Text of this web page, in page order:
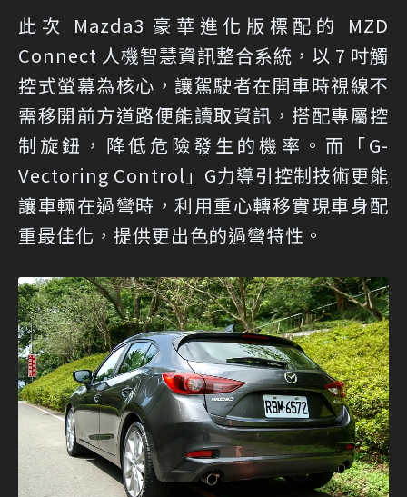
此次 Mazda3 豪華進化版標配的 MZD
Connect 人機智慧資訊整合系統，以 7 吋觸
控式螢幕為核心，讓駕駛者在開車時視線不
需移開前方道路便能讀取資訊，搭配專屬控
制旋鈕，降低危險發生的機率。而「G-
Vectoring Control」G力導引控制技術更能
讓車輛在過彎時，利用重心轉移實現車身配
重最佳化，提供更出色的過彎特性。